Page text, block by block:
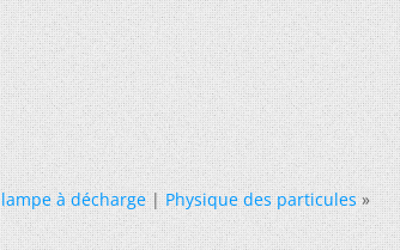
lampe à décharge|Physique des particules »